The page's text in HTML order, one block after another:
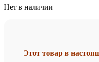
Нет в наличии
Этот товар в